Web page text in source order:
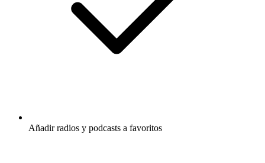
Añadir radios y podcasts a favoritos